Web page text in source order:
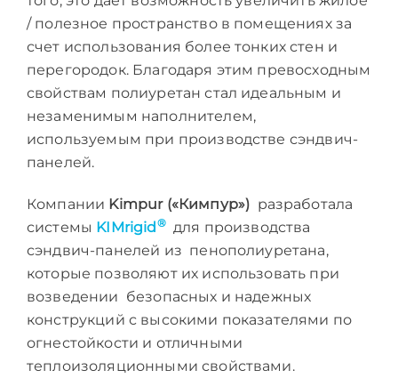
/ полезное пространство в помещениях за
счет использования более тонких стен и
перегородок. Благодаря этим превосходным
свойствам полиуретан стал идеальным и
незаменимым наполнителем,
используемым при производстве сэндвич-
панелей.
Компании Kimpur («Кимпур») разработала
системы KIMrigid®для производства
сэндвич-панелей из пенополиуретана,
которые позволяют их использовать при
возведении безопасных и надежных
конструкций с высокими показателями по
огнестойкости и отличными
теплоизоляционными свойствами.